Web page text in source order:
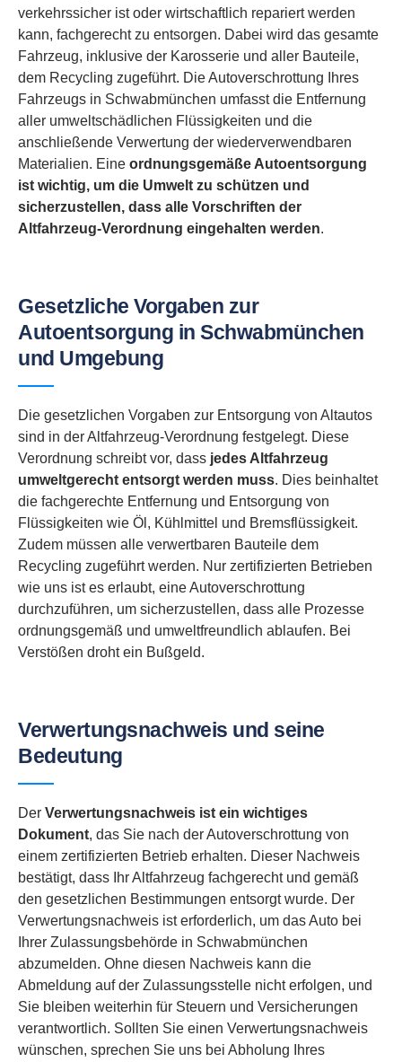
verkehrssicher ist oder wirtschaftlich repariert werden
kann, fachgerecht zu entsorgen. Dabei wird das gesamte
Fahrzeug, inklusive der Karosserie und aller Bauteile,
dem Recycling zugeführt. Die Autoverschrottung Ihres
Fahrzeugs in Schwabmünchen umfasst die Entfernung
aller umweltschädlichen Flüssigkeiten und die
anschließende Verwertung der wiederverwendbaren
Materialien. Eine ordnungsgemäße Autoentsorgung
ist wichtig, um die Umwelt zu schützen und
sicherzustellen, dass alle Vorschriften der
Altfahrzeug-Verordnung eingehalten werden.
Gesetzliche Vorgaben zur
Autoentsorgung in Schwabmünchen
und Umgebung
Die gesetzlichen Vorgaben zur Entsorgung von Altautos
sind in der Altfahrzeug-Verordnung festgelegt. Diese
Verordnung schreibt vor, dass jedes Altfahrzeug
umweltgerecht entsorgt werden muss. Dies beinhaltet
die fachgerechte Entfernung und Entsorgung von
Flüssigkeiten wie Öl, Kühlmittel und Bremsflüssigkeit.
Zudem müssen alle verwertbaren Bauteile dem
Recycling zugeführt werden. Nur zertifizierten Betrieben
wie uns ist es erlaubt, eine Autoverschrottung
durchzuführen, um sicherzustellen, dass alle Prozesse
ordnungsgemäß und umweltfreundlich ablaufen. Bei
Verstößen droht ein Bußgeld.
Verwertungsnachweis und seine
Bedeutung
Der Verwertungsnachweis ist ein wichtiges
Dokument, das Sie nach der Autoverschrottung von
einem zertifizierten Betrieb erhalten. Dieser Nachweis
bestätigt, dass Ihr Altfahrzeug fachgerecht und gemäß
den gesetzlichen Bestimmungen entsorgt wurde. Der
Verwertungsnachweis ist erforderlich, um das Auto bei
Ihrer Zulassungsbehörde in Schwabmünchen
abzumelden. Ohne diesen Nachweis kann die
Abmeldung auf der Zulassungsstelle nicht erfolgen, und
Sie bleiben weiterhin für Steuern und Versicherungen
verantwortlich. Sollten Sie einen Verwertungsnachweis
wünschen, sprechen Sie uns bei Abholung Ihres